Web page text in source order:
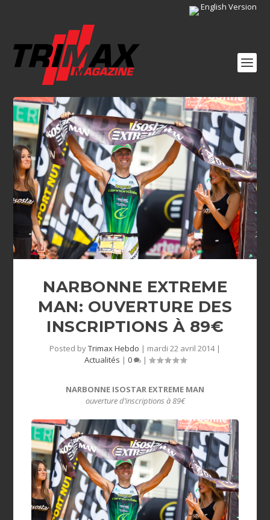
English Version
NARBONNE EXTREME
MAN: OUVERTURE DES
INSCRIPTIONS À 89€
Posted byTrimax Hebdo | mardi 22 avril 2014|
Actualités | 0 |
NARBONNE ISOSTAR EXTREME MAN
ouverture d’inscriptions à 89€